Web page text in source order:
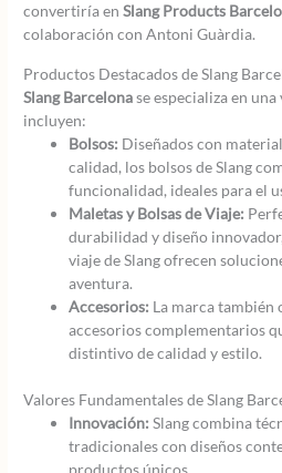
convertiría enSlang Products
colaboración con Antoni Guàrdia.
Productos Destacados de Slang
Slang Barcelonase especializa en
incluyen:
Bolsos: Diseñados con
calidad, los bolsos de Slang
funcionalidad, ideales para el
Maletas y Bolsas de Viaje:
durabilidad y diseño
viaje de Slang ofrecen
aventura.
Accesorios: La marca también
accesorios complementarios
distintivo de calidad y estilo.
Valores Fundamentales de Slang
Innovación: Slang combina
tradicionales con diseños
productos únicos.